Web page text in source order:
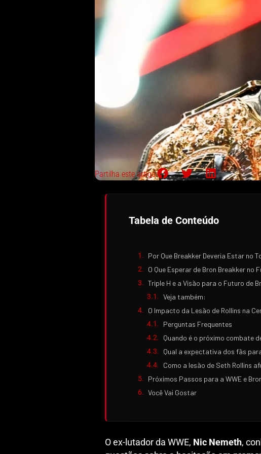
Partilha este artigo:
Tabela de Conteúdo
Por Que Breakker Deveria Estar no
O Que Esperar de Bron Breakker no
Triple H e a Visão para o Futuro de
Veja também:
O Impacto da Lesão de Rollins na
Perguntas Frequentes
Quando é o próximo combate
Qual a expectativa dos fãs
Como a lesão de Seth Rollins
Próximos Passos para a WWE e
Você Vai Gostar
O ex-lutador da WWE, Nic Nemeth,